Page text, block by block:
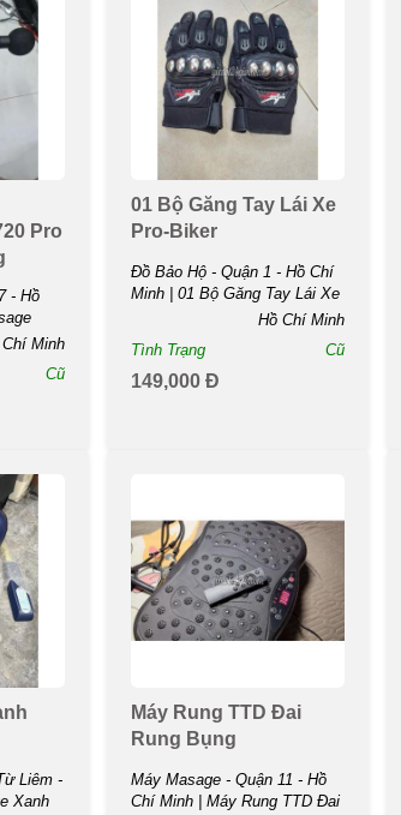
Pro
- Hồ
Đen
Chí Minh
Cũ
01 Bộ Găng Tay Lái Xe
Pro-Biker
Đồ Bảo Hộ - Quận 1 - Hồ Chí
Minh | 01 Bộ Găng Tay Lái Xe
Hồ Chí Minh
Tình Trạng
Cũ
149,000 Đ
Liêm -
Xanh
Máy Rung TTD Đai
Rung Bụng
Máy Masage - Quận 11 - Hồ
Chí Minh | Máy Rung TTD Đai